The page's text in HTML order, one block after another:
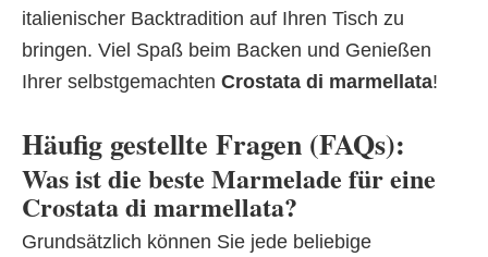
italienischer Backtradition auf Ihren Tisch zu
bringen. Viel Spaß beim Backen und Genießen
Ihrer selbstgemachten Crostata di marmellata!
Häufig gestellte Fragen (FAQs):
Was ist die beste Marmelade für eine
Crostata di marmellata?
Grundsätzlich können Sie jede beliebige